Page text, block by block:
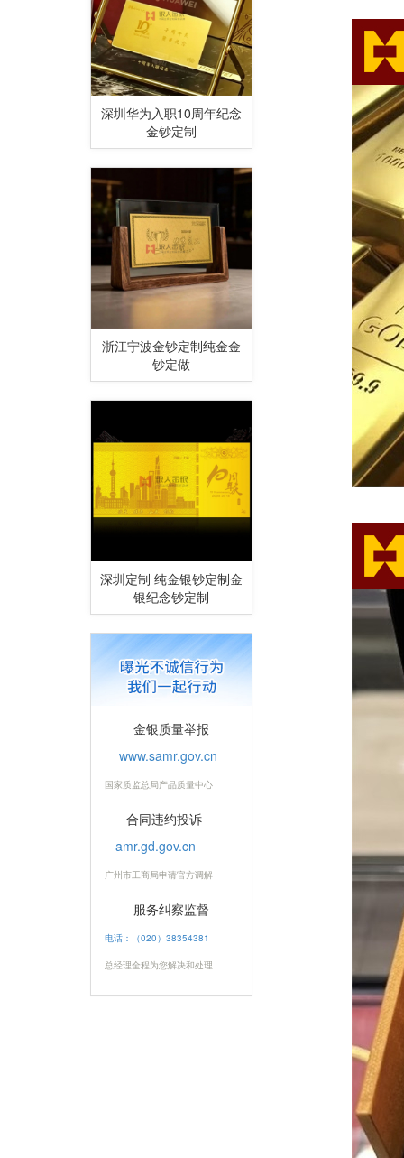
深圳华为入职10周年纪念
金钞定制
浙江宁波金钞定制纯金金
钞定做
深圳定制 纯金银钞定制金
银纪念钞定制
金银质量举报
www.samr.gov.cn
国家质监总局产品质量中心
合同违约投诉
amr.gd.gov.cn
广州市工商局申请官方调解
服务纠察监督
电话：（020）38354381
总经理全程为您解决和处理